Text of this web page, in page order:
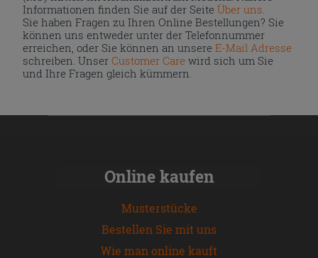
Informationen finden Sie auf der Seite Über uns
Sie haben Fragen zu Ihren Online Bestellungen? Sie
können uns entweder unter der Telefonnummer
erreichen, oder Sie können an unsereE-Mail Adresse
schreiben. UnserCustomer Care wird sich um Sie
und Ihre Fragen gleich kümmern.
Online kaufen
Musterstücke
Bestellen Sie mit uns
Wie man online kauft